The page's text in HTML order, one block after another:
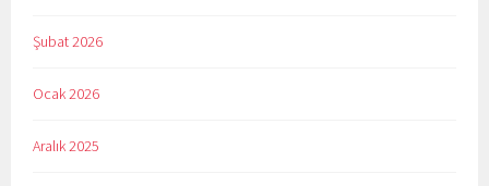
Şubat 2026
Ocak 2026
Aralık 2025